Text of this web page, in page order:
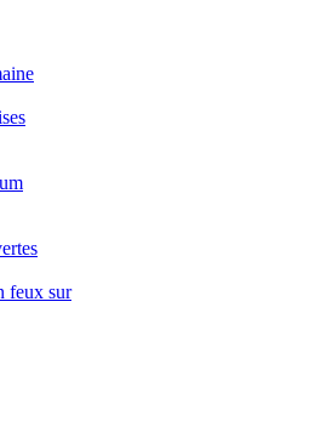
feux sur